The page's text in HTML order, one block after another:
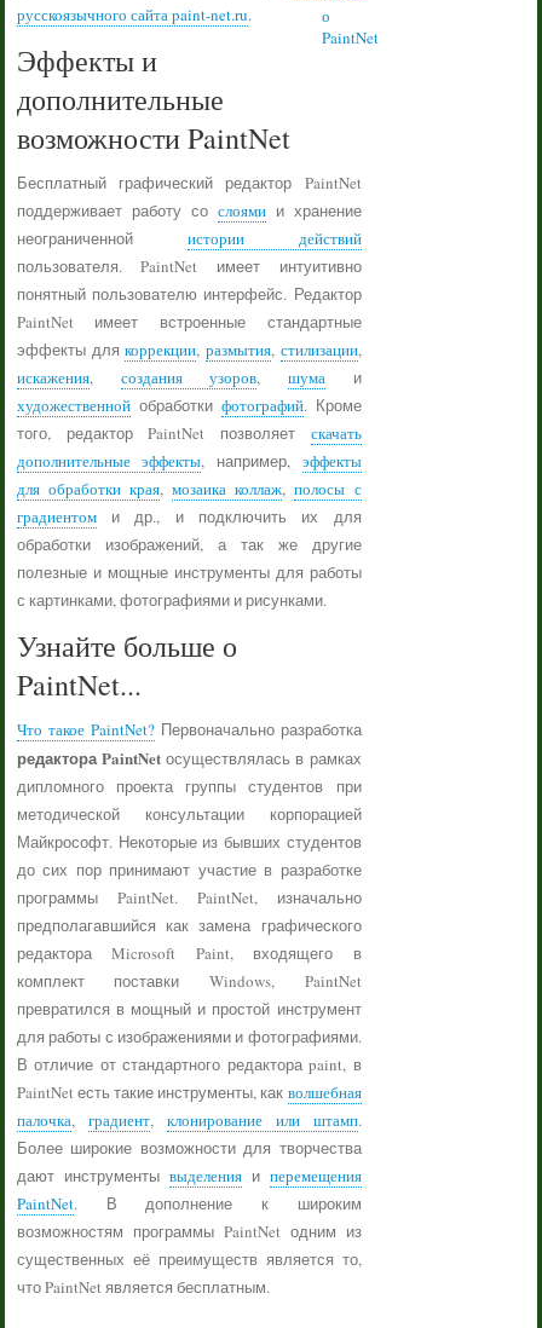
русскоязычного сайта paint-net.ru.
Эффекты и
дополнительные
возможности PaintNet
Бесплатный графический редактор PaintNet
поддерживает работу со слоямии хранение
неограниченной истории действий
пользователя. PaintNet имеет интуитивно
понятный пользователю интерфейс. Редактор
PaintNet имеет встроенные стандартные
эффекты длякоррекции, размытия, стилизации,
искажения, создания узоров, шумаи
художественнойобработки фотографий. Кроме
того, редактор PaintNet позволяет скачать
дополнительные эффекты, например, эффекты
для обработки края,мозаика коллаж,полосы с
градиентоми др., и подключить их для
обработки изображений, а так же другие
полезные и мощные инструменты для работы
с картинками, фотографиями и рисунками.
Узнайте больше о
PaintNet...
Что такое PaintNet?Первоначально разработка
редактора PaintNet осуществлялась в рамках
дипломного проекта группы студентов при
методической консультации корпорацией
Майкрософт. Некоторые из бывших студентов
до сих пор принимают участие в разработке
программы PaintNet. PaintNet, изначально
предполагавшийся как замена графического
редактора Microsoft Paint, входящего в
комплект поставки Windows, PaintNet
превратился в мощный и простой инструмент
для работы с изображениями и фотографиями.
В отличие от стандартного редактора paint, в
PaintNet есть такие инструменты, как волшебная
палочка, градиент, клонирование или штамп.
Более широкие возможности для творчества
дают инструменты выделенияи перемещения
PaintNet. В дополнение к широким
возможностям программы PaintNet одним из
существенных её преимуществ является то,
что PaintNet является бесплатным.